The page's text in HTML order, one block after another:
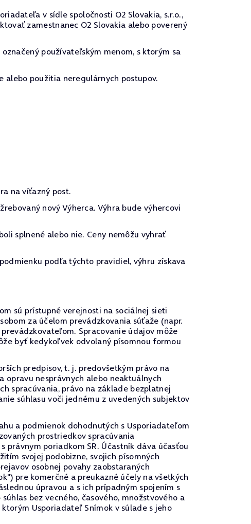
v sídle spoločnosti O2 Slovakia, s.r.o.,
zamestnanec O2 Slovakia alebo poverený
používateľským menom, s ktorým sa
alebo použitia neregulárnych postupov.
na víťazný post.
nový Výherca. Výhra bude výhercovi
splnené alebo nie. Ceny nemôžu vyhrať
podľa týchto pravidiel, výhru získava
sú prístupné verejnosti na sociálnej sieti
za účelom prevádzkovania súťaže (napr.
Spracovanie údajov môže
byť kedykoľvek odvolaný písomnou formou
predpisov, t. j. predovšetkým právo na
opravu nesprávnych alebo neaktuálnych
spracúvania, právo na základe bezplatnej
súhlasu voči jednému z uvedených subjektov
a podmienok dohodnutých s Usporiadateľom
prostriedkov spracúvania
právnym poriadkom SR. Účastník dáva účasťou
svojej podobizne, svojich písomných
osobnej povahy zaobstaraných
pre komerčné a preukazné účely na všetkých
úpravou a s ich prípadným spojením s
bez vecného, časového, množstvového a
Usporiadateľ Snímok v súlade s jeho